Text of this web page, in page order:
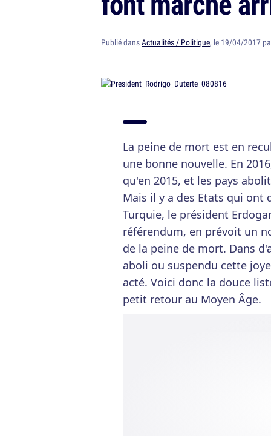
Publié dansActualités / Politique, le 19/04/2017
La peine de mort est en
une bonne nouvelle. En
qu'en 2015, et les pays
Mais il y a des Etats qui ont
Turquie, le président
référendum, en prévoit un
de la peine de mort. Dans
aboli ou suspendu cette
acté. Voici donc la douce
petit retour au Moyen Âge.